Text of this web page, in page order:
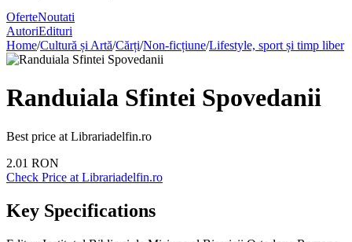
OferteNoutati
AutoriEdituri
Home/Cultură și Artă/Cărți/Non-ficțiune/Lifestyle, sport și timp liber
Randuiala Sfintei Spovedanii
Best price at Librariadelfin.ro
2.01 RON
Check Price at Librariadelfin.ro
Key Specifications